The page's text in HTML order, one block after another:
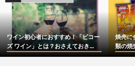
ワイン初心者におすすめ！「ビコー
ズ ワイン」とは？おさえておき...
焼売に
類の焼